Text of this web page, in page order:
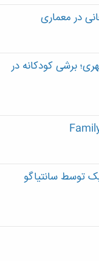
برشی کودکانه در
توسط سانتیاگو